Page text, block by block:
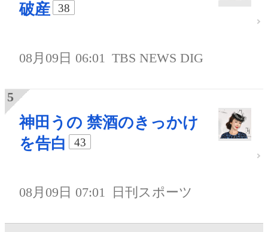
破産
38
08月09日 06:01 TBS NEWS DIG
神田うの 禁酒のきっかけ
を告白
43
08月09日 07:01 日刊スポーツ